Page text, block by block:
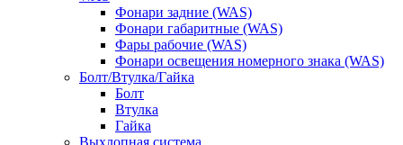
Фонари задние (WAS)
Фонари габаритные (WAS)
Фары рабочие (WAS)
Фонари освещения номерного знака (WAS)
Болт/Втулка/Гайка
Болт
Втулка
Гайка